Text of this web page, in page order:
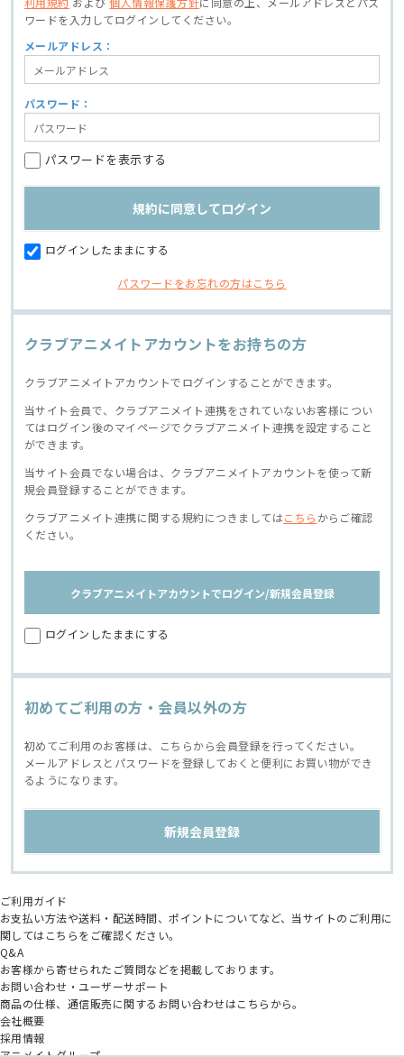
ワードを入力してログインしてください。
メールアドレス：
パスワード：
パスワードを表示する
ログインしたままにする
パスワードをお忘れの方はこちら
クラブアニメイトアカウントをお持ちの方
クラブアニメイトアカウントでログインすることができます。
当サイト会員で、クラブアニメイト連携をされていないお客様につい
てはログイン後のマイページでクラブアニメイト連携を設定すること
ができます。
当サイト会員でない場合は、クラブアニメイトアカウントを使って新
規会員登録することができます。
クラブアニメイト連携に関する規約につきましてはこちら からご確認
ください。
クラブアニメイトアカウントでログイン/新規会員登録
ログインしたままにする
初めてご利用の方・会員以外の方
初めてご利用のお客様は、こちらから会員登録を行ってください。
メールアドレスとパスワードを登録しておくと便利にお買い物ができ
るようになります。
ご利用ガイド
お支払い方法や送料・配送時間、ポイントについてなど、当サイトのご利用に
関してはこちらをご確認ください。
Q&A
お客様から寄せられたご質問などを掲載しております。
お問い合わせ・ユーザーサポート
商品の仕様、通信販売に関するお問い合わせはこちらから。
会社概要
採用情報